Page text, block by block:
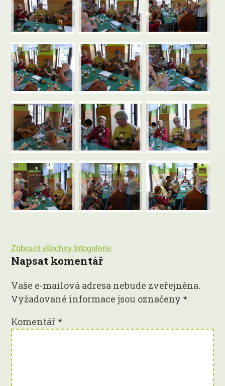
Zobrazit všechny fotogalerie
Napsat komentář
Vaše e-mailová adresa nebude zveřejněna.
Vyžadované informace jsou označeny *
Komentář *